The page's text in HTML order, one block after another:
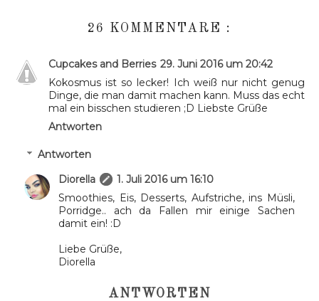
26 KOMMENTARE :
Cupcakes and Berries 29. Juni 2016 um 20:42
Kokosmus ist so lecker! Ich weiß nur nicht genug
Dinge, die man damit machen kann. Muss das echt
mal ein bisschen studieren ;D Liebste Grüße
Antworten
Antworten
Diorella
1. Juli 2016 um 16:10
Smoothies, Eis, Desserts, Aufstriche, ins Müsli,
Porridge.. ach da Fallen mir einige Sachen
damit ein! :D
Liebe Grüße,
Diorella
ANTWORTEN